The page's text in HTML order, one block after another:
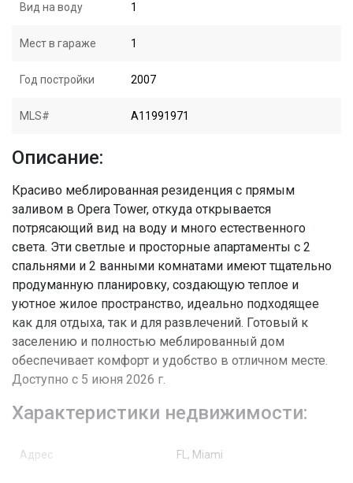
Вид на воду 1
Мест в гараже 1
Год постройки 2007
MLS# A11991971
Описание:
Красиво меблированная резиденция с прямым
заливом в Opera Tower, откуда открывается
потрясающий вид на воду и много естественного
света. Эти светлые и просторные апартаменты с 2
спальнями и 2 ванными комнатами имеют тщательно
продуманную планировку, создающую теплое и
уютное жилое пространство, идеально подходящее
как для отдыха, так и для развлечений. Готовый к
заселению и полностью меблированный дом
обеспечивает комфорт и удобство в отличном месте.
Доступно с 5 июня 2026 г.
Характеристики недвижимости:
Адрес FL, Miami